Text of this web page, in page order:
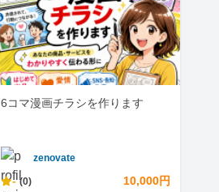
6コマ漫画チラシを作ります
zenovate
- (0) 10,000円